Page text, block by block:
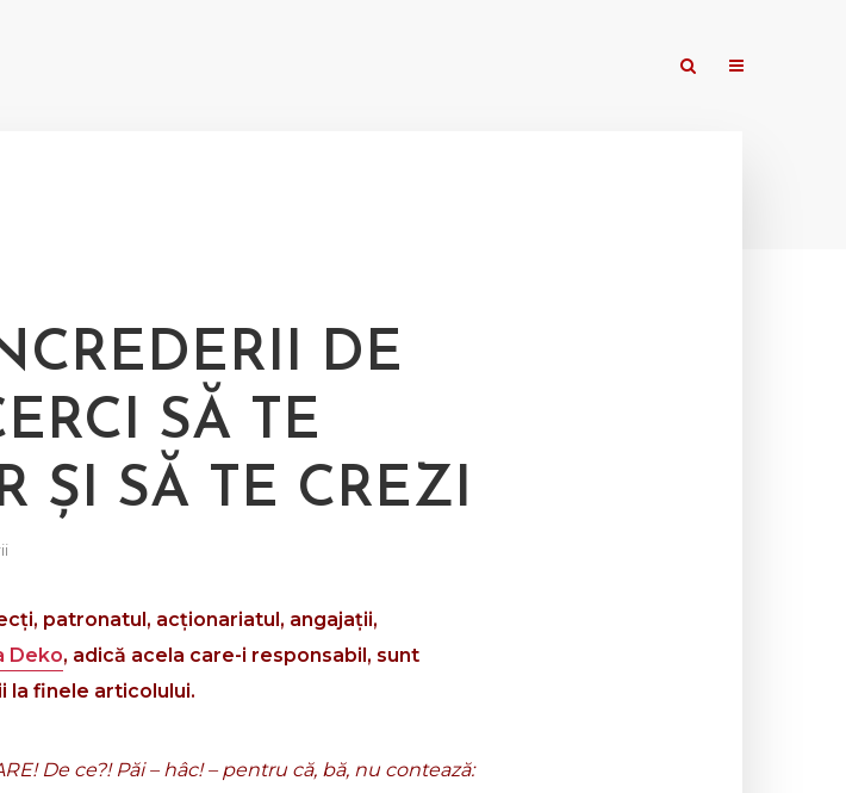
DE
SĂ TE
ȘI SĂ TE CREZI
patronatul, acționariatul, angajații,
Deko, adică acela care-i responsabil, sunt
la finele articolului.
De ce?! Păi – hâc! – pentru că, bă, nu contează: